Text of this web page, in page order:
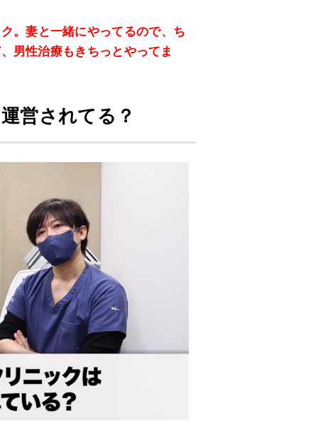
。妻と一緒にやってるので、ち
男性治療もきちっとやってま
営されてる？